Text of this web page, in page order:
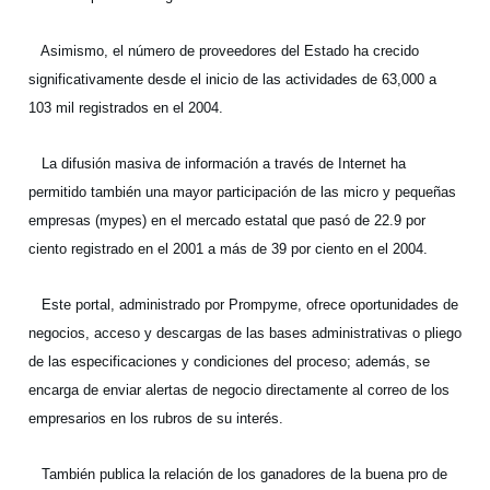
Asimismo, el número de proveedores del Estado ha crecido
significativamente desde el inicio de las actividades de 63,000 a
103 mil registrados en el 2004.
La difusión masiva de información a través de Internet ha
permitido también una mayor participación de las micro y pequeñas
empresas (mypes) en el mercado estatal que pasó de 22.9 por
ciento registrado en el 2001 a más de 39 por ciento en el 2004.
Este portal, administrado por Prompyme, ofrece oportunidades de
negocios, acceso y descargas de las bases administrativas o pliego
de las especificaciones y condiciones del proceso; además, se
encarga de enviar alertas de negocio directamente al correo de los
empresarios en los rubros de su interés.
También publica la relación de los ganadores de la buena pro de